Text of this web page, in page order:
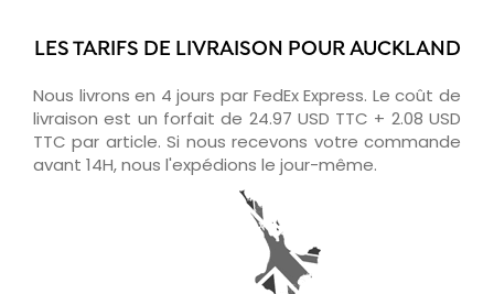
LES TARIFS DE LIVRAISON POUR AUCKLAND
Nous livrons en 4 jours par FedEx Express. Le coût de
livraison est un forfait de 24.97 USD TTC + 2.08 USD
TTC par article. Si nous recevons votre commande
avant 14H, nous l'expédions le jour-même.